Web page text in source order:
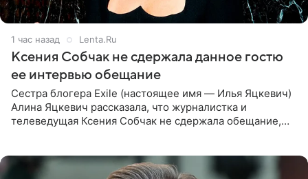
1 час назад Lenta.Ru
Ксения Собчак не сдержала данное гостю
ее интервью обещание
Сестра блогера Exile (настоящее имя — Илья Яцкевич)
Алина Яцкевич рассказала, что журналистка и
телеведущая Ксения Собчак не сдержала обещание,